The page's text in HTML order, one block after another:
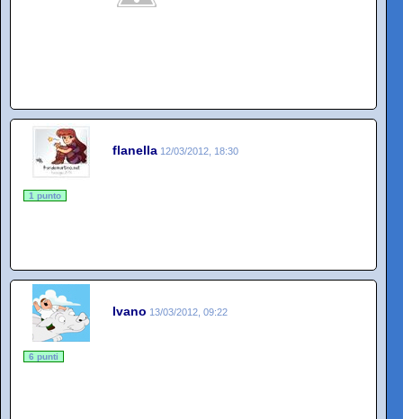
flanella 12/03/2012, 18:30
1 punto
Ivano 13/03/2012, 09:22
6 punti